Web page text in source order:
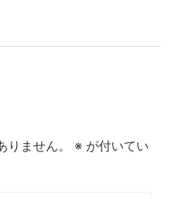
ません。 ※ が付いてい